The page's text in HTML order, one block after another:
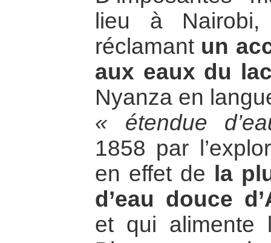
lieu à
réclamant un
aux eaux du
Nyanza en
« étendue
1858 par
en effet de
la
d’eau douce
et qui